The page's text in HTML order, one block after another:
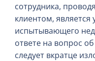
сотрудника,
клиентом, является
испытывающего
ответе на вопрос
следует вкратце